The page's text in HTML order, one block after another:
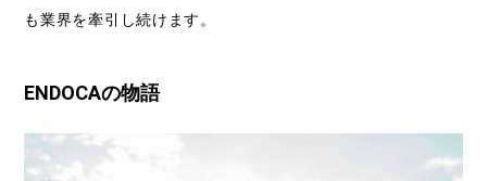
も業界を牽引し続けます。
ENDOCAの物語